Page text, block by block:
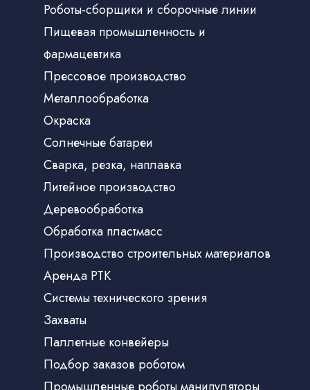
Роботы-сборщики и сборочные линии
Пищевая промышленность и
фармацевтика
Прессовое производство
Металлообработка
Окраска
Солнечные батареи
Сварка, резка, наплавка
Литейное производство
Деревообработка
Обработка пластмасс
Производство строительных материалов
Аренда РТК
Системы технического зрения
Захваты
Паллетные конвейеры
Подбор заказов роботом